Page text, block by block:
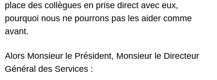
place des collègues en prise direct avec eux,
pourquoi nous ne pourrons pas les aider comme
avant.
Alors Monsieur le Président, Monsieur le Directeur
Général des Services :